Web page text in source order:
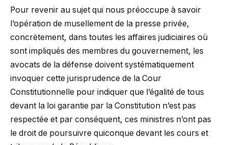
Pour revenir au sujet qui nous préoccupe à savoir
l’opération de musellement de la presse privée,
concrètement, dans toutes les affaires judiciaires où
sont impliqués des membres du gouvernement, les
avocats de la défense doivent systématiquement
invoquer cette jurisprudence de la Cour
Constitutionnelle pour indiquer que l’égalité de tous
devant la loi garantie par la Constitution n’est pas
respectée et par conséquent, ces ministres n’ont pas
le droit de poursuivre quiconque devant les cours et